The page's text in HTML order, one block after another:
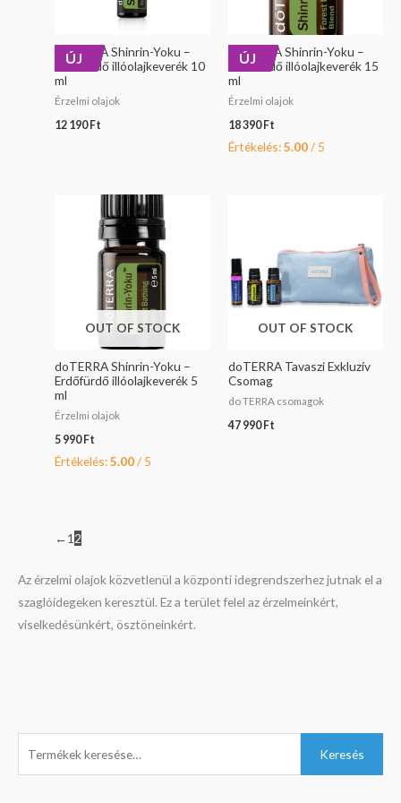
Keresés
ÚJ
doTERRA Shinrin-Yoku –
Erdőfürdő illóolajkeverék 10
ml
Érzelmi olajok
12 190Ft
ÚJ
doTERRA Shinrin-Yoku –
Erdőfürdő illóolajkeverék 15
ml
Érzelmi olajok
18 390Ft
Értékelés:5.00/ 5
OUT OF STOCK
doTERRA Shinrin-Yoku –
Erdőfürdő illóolajkeverék 5
ml
Érzelmi olajok
5 990Ft
Értékelés:5.00/ 5
OUT OF STOCK
doTERRA Tavaszi Exkluzív
Csomag
do TERRA csomagok
47 990Ft
←1 2
Az érzelmi olajok közvetlenül a központi idegrendszerhez jutnak el a
szaglóidegeken keresztül. Ez a terület felel az érzelmeinkért,
viselkedésünkért, ösztöneinkért.